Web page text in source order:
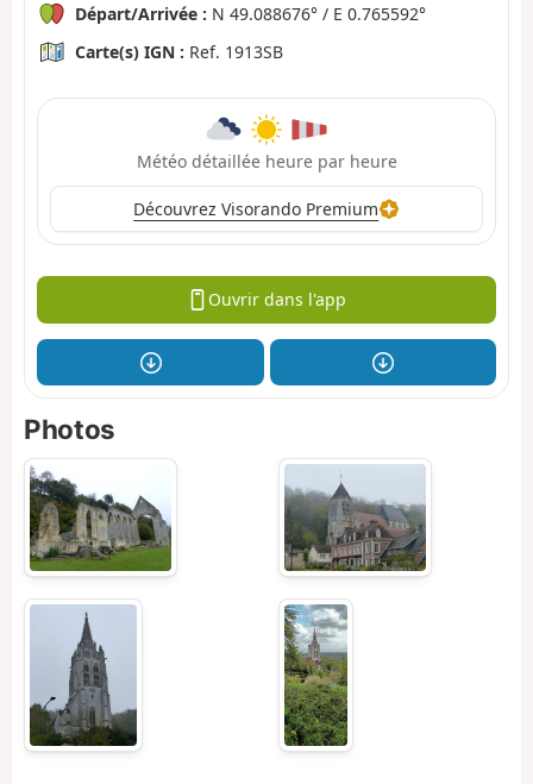
Départ/Arrivée : N 49.088676° / E 0.765592°
Carte(s) IGN : Ref. 1913SB
Météo détaillée heure par heure
Découvrez Visorando Premium
Ouvrir dans l'app
Photos